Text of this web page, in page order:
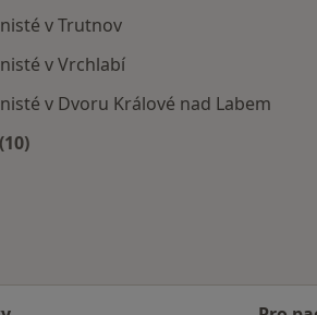
v Trutnov
v Vrchlabí
v Dvoru Králové nad Labem